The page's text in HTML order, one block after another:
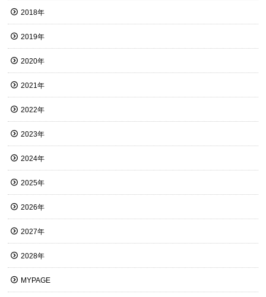
2018年
2019年
2020年
2021年
2022年
2023年
2024年
2025年
2026年
2027年
2028年
MYPAGE